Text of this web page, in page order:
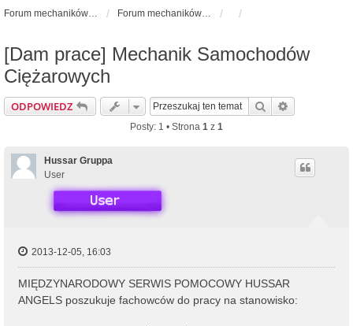
Forum mechaników samochodowych - forum-mechaniczne.pl Forum mechaników samochodowych
[Dam prace] Mechanik Samochodów
Ciężarowych
ODPOWIEDZ Szukaj
Posty: 1 • Strona 1 z 1
Hussar Gruppa
User
2013-12-05, 16:03
MIĘDZYNARODOWY SERWIS POMOCOWY HUSSAR
ANGELS poszukuje fachowców do pracy na stanowisko: